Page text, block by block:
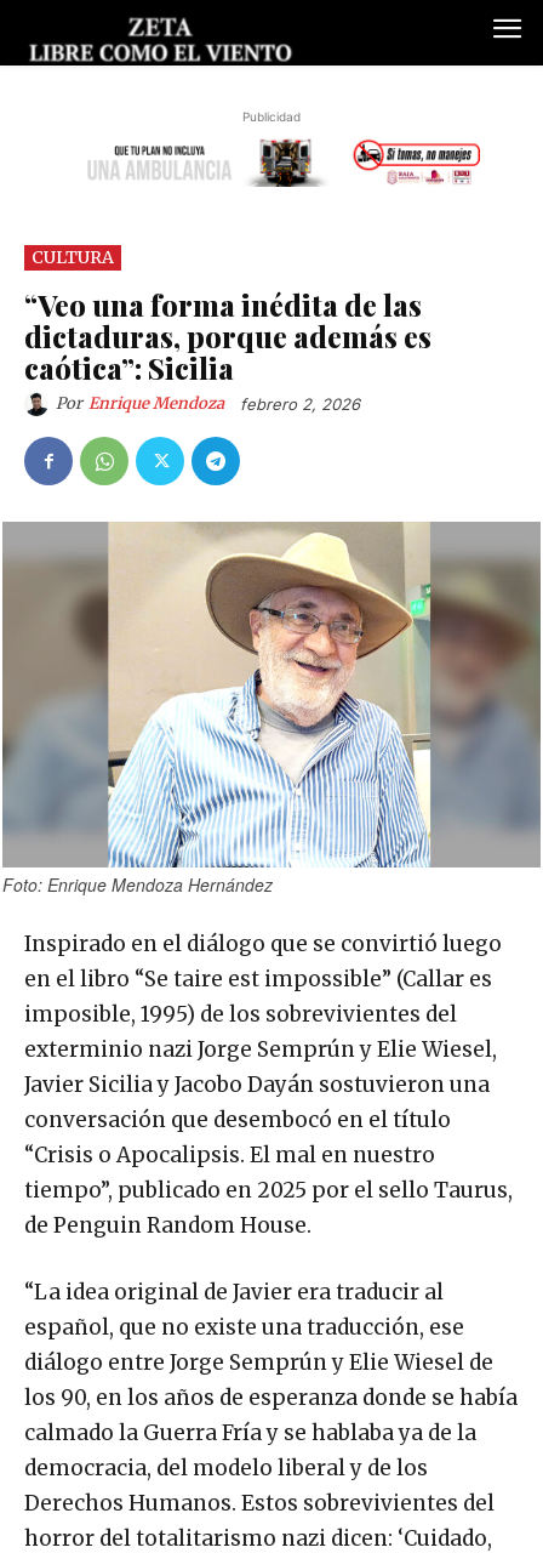
Publicidad
CULTURA
“Veo una forma inédita de las
dictaduras, porque además es
caótica”: Sicilia
Por Enrique Mendoza febrero 2, 2026
Foto: Enrique Mendoza Hernández
Inspirado en el diálogo que se convirtió luego
en el libro “Se taire est impossible” (Callar es
imposible, 1995) de los sobrevivientes del
exterminio nazi Jorge Semprún y Elie Wiesel,
Javier Sicilia y Jacobo Dayán sostuvieron una
conversación que desembocó en el título
“Crisis o Apocalipsis. El mal en nuestro
tiempo”, publicado en 2025 por el sello Taurus,
de Penguin Random House.
“La idea original de Javier era traducir al
español, que no existe una traducción, ese
diálogo entre Jorge Semprún y Elie Wiesel de
los 90, en los años de esperanza donde se había
calmado la Guerra Fría y se hablaba ya de la
democracia, del modelo liberal y de los
Derechos Humanos. Estos sobrevivientes del
horror del totalitarismo nazi dicen: ‘Cuidado,